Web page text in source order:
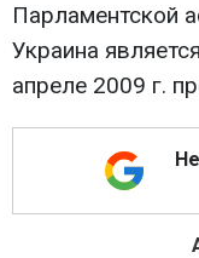
Парламентской
Украина
апреле 2009 г.